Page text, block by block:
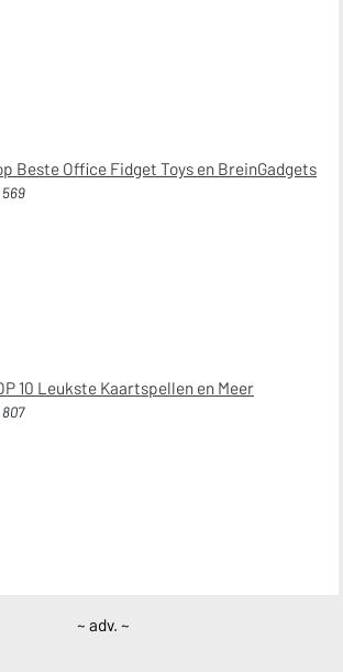
Beste Office Fidget Toys en BreinGadgets
10 Leukste Kaartspellen en Meer
~ adv. ~